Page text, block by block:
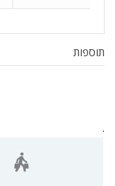
תוספות
.